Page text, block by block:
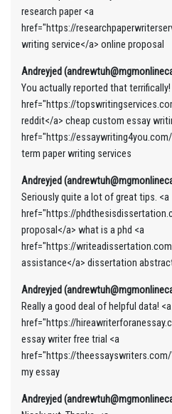
research paper <a
href="https://
writing service</a> online proposal
Andreyjed
You actually reported that terrifically!
href="https://
reddit</a> cheap custom essay
href="https://
term paper writing services
Andreyjed
Seriously quite a lot of great tips. <a
href="https://
proposal</a> what is a phd <a
href="https://
assistance</a> dissertation
Andreyjed
Really a good deal of helpful data! <a
href="https://
essay writer free trial <a
href="https://
my essay
Andreyjed